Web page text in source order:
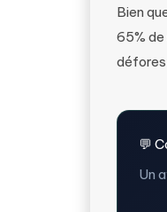
Bien
65%
💬
Un